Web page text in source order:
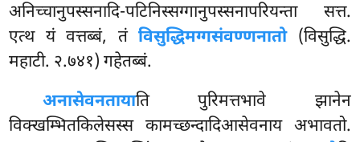
अनिच्चानुपस्सनादि-पटिनिस्सग्गानुपस्सनापरियन्ता सत्त.
एत्थ यं वत्तब्बं, तंविसुद्धिमग्गसंवण्णनातो(विसुद्धि.
महाटी. २.७४१) गहेतब्बं.
अनासेवनतायाति पुरिमत्तभावे झानेन
विक्खम्भितकिलेसस्स कामच्छन्दादिआसेवनाय अभावतो.